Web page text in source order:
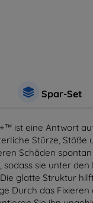
Spar-Set
ist eine Antwort
Stürze,
Schäden
sie unter
glatte Struktur
Durch das